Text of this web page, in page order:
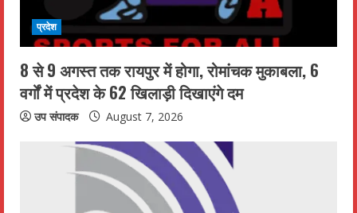
i
n
g
प्रदेश
8 से 9 अगस्त तक रायपुर में होगा, रोमांचक मुकाबला, 6
वर्गों में प्रदेश के 62 खिलाड़ी दिखाएंगे दम
उप संपादक August 7, 2026